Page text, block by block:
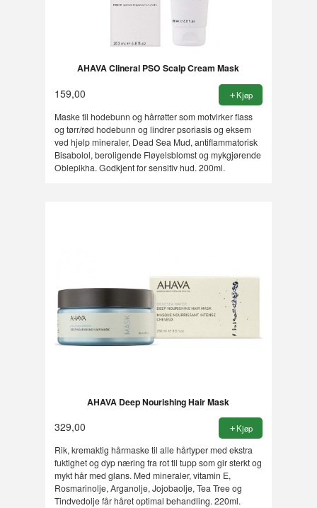
AHAVA Clineral PSO Scalp Cream Mask
159,00 Kjøp
Maske til hodebunn og hårrøtter som motvirker flass
og tørr/rød hodebunn og lindrer psoriasis og eksem
ved hjelp mineraler, Dead Sea Mud, antiflammatorisk
Bisabolol, beroligende Fløyelsblomst og mykgjørende
Oblepikha. Godkjent for sensitiv hud. 200ml.
AHAVA Deep Nourishing Hair Mask
329,00 Kjøp
Rik, kremaktig hårmaske til alle hårtyper med ekstra
fuktighet og dyp næring fra rot til tupp som gir sterkt og
mykt hår med glans. Med mineraler, vitamin E,
Rosmarinolje, Arganolje, Jojobaolje, Tea Tree og
Tindvedolje får håret optimal behandling. 220ml.